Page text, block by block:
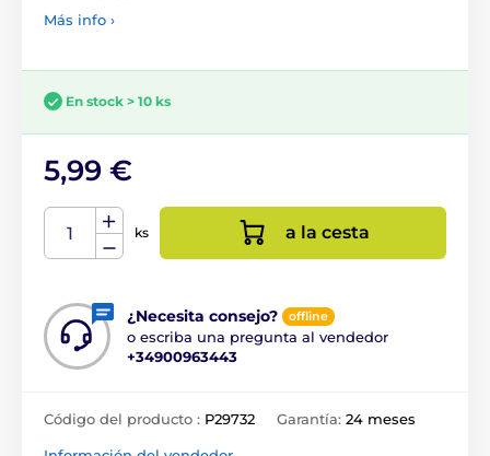
Más info ›
En stock > 10 ks
5,99 €
ks a la cesta
¿Necesita consejo? offline
o escriba una pregunta al vendedor
+34900963443
Código del producto : P29732 Garantía: 24 meses